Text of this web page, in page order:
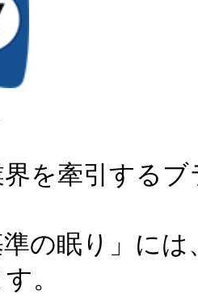
を牽引する
の眠り」に
。